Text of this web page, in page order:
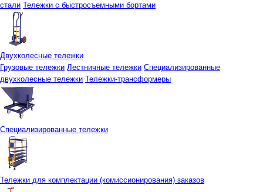
стали Тележки с быстросъемными бортами
Двухколесные тележки
Грузовые тележки Лестничные тележки Специализированные
двухколесные тележки Тележки-трансформеры
Специализированные тележки
Тележки для комплектации (комиссионирования) заказов